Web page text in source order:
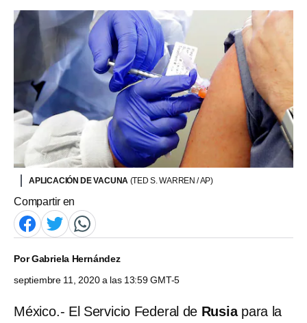
APLICACIÓN DE VACUNA (TED S. WARREN / AP)
Compartir en
PorGabriela Hernández
septiembre 11, 2020 a las 13:59 GMT-5
México.- El Servicio Federal de Rusiapara la